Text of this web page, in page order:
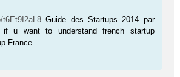
t6Et9I2aL8Guide des Startups 2014 par
u want to understand french startup
France